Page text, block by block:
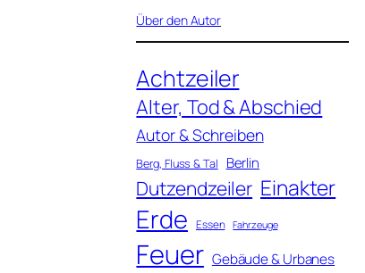
Über den Autor
Achtzeiler
Alter, Tod & Abschied
Autor & Schreiben
Berg, Fluss & Tal Berlin
Dutzendzeiler Einakter
Erde Essen Fahrzeuge
Feuer Gebäude & Urbanes